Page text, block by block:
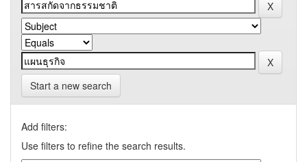
Start a new search
Add filters:
Use filters to refine the search results.